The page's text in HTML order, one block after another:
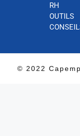
RH
OUTILS
© 2022